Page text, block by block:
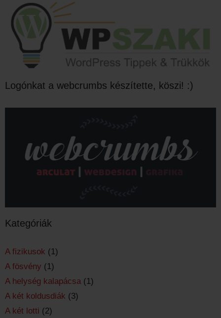
Logónkat a webcrumbs készítette, köszi! :)
Kategóriák
A fizikusok (1)
A fösvény (1)
A helység kalapácsa (1)
A két koldusdiák (3)
A két lotti (2)